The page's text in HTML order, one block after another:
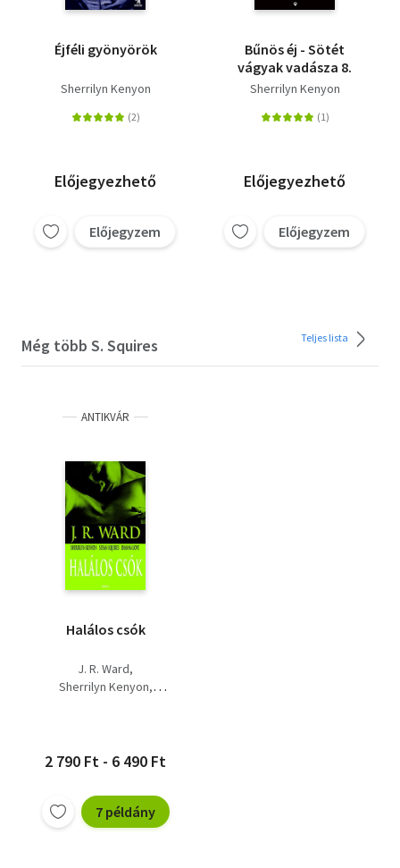
Éjféli gyönyörök
Sherrilyn Kenyon
Előjegyezhető
Előjegyzem
Bűnös éj - Sötét
vágyak vadásza 8.
Sherrilyn Kenyon
Előjegyezhető
Előjegyzem
Még több S. Squires Teljes lista
ANTIKVÁR
Halálos csók
J. R. Ward
Sherrilyn Kenyon
2 790 Ft - 6 490 Ft
7 példány